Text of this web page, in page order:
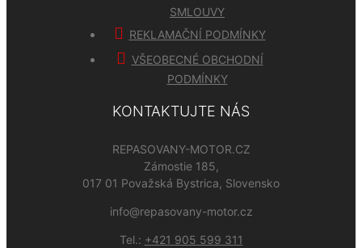
SMLOUVY
REKLAMAČNÍ PODMÍNKY
VŠEOBECNÉ OBCHODNÍ
PODMÍNKY
KONTAKTUJTE NÁS
REPASOVANY-MOTOR.CZ
Zámostie 185,
017 01 Považská Bystrica, Slovensko
info@repasovany-motor.cz
Tel.: +421 905 599 311